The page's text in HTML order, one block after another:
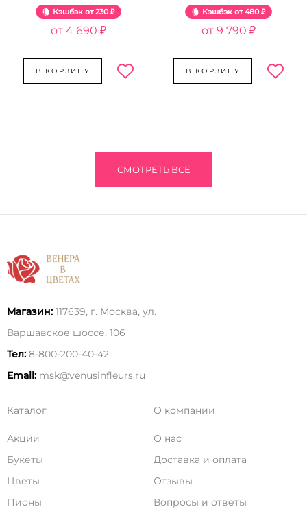
Кэшбэк 230 ₽
4 690 ₽
В КОРЗИНУ
Кэшбэк 480 ₽
9 790 ₽
В КОРЗИНУ
СМОТРЕТЬ ВСЕ
Магазин: 117639, г. Москва, ул.
Варшавское шоссе, 106
Тел: 8-800-200-40-42
Email: msk@venusinfleurs.ru
Каталог
Акции
Букеты
Цветы
Пионы
О компании
О нас
Доставка и оплата
Отзывы
Вопросы и ответы